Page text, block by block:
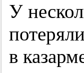
У
в